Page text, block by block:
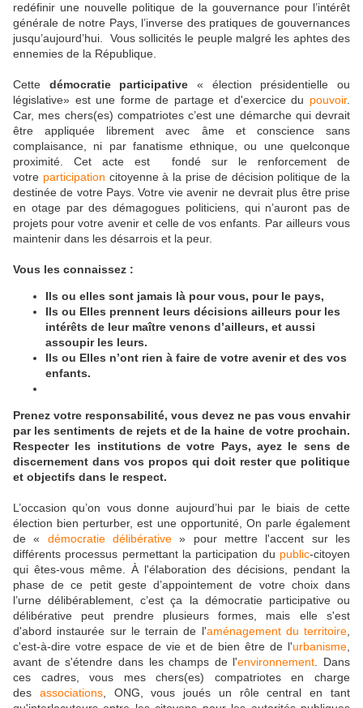
redéfinir une nouvelle politique de la gouvernance pour l’intérêt
générale de notre Pays, l’inverse des pratiques de gouvernances
jusqu’aujourd’hui. Vous sollicités le peuple malgré les aphtes des
ennemies de la République.
Cette démocratie participative « élection présidentielle ou
législative» est une forme de partage et d'exercice du pouvoir.
Car, mes chers(es) compatriotes c’est une démarche qui devrait
être appliquée librement avec âme et conscience sans
complaisance, ni par fanatisme ethnique, ou une quelconque
proximité. Cet acte est fondé sur le renforcement de
votre participation citoyenne à la prise de décision politique de la
destinée de votre Pays. Votre vie avenir ne devrait plus être prise
en otage par des démagogues politiciens, qui n’auront pas de
projets pour votre avenir et celle de vos enfants. Par ailleurs vous
maintenir dans les désarrois et la peur.
Vous les connaissez :
Ils ou elles sont jamais là pour vous, pour le pays,
Ils ou Elles prennent leurs décisions ailleurs pour les
intérêts de leur maître venons d’ailleurs, et aussi
assoupir les leurs.
Ils ou Elles n’ont rien à faire de votre avenir et des vos
enfants.
Prenez votre responsabilité, vous devez ne pas vous envahir
par les sentiments de rejets et de la haine de votre prochain.
Respecter les institutions de votre Pays, ayez le sens de
discernement dans vos propos qui doit rester que politique
et objectifs dans le respect.
L’occasion qu’on vous donne aujourd’hui par le biais de cette
élection bien perturber, est une opportunité, On parle également
de « démocratie délibérative » pour mettre l'accent sur les
différents processus permettant la participation du public-citoyen
qui êtes-vous même. À l'élaboration des décisions, pendant la
phase de ce petit geste d’appointement de votre choix dans
l’urne délibérablement, c’est ça la démocratie participative ou
délibérative peut prendre plusieurs formes, mais elle s'est
d'abord instaurée sur le terrain de l'aménagement du territoire
c'est-à-dire votre espace de vie et de bien être de l'urbanisme
avant de s'étendre dans les champs de l'environnement . Dans
ces cadres, vous mes chers(es) compatriotes en charge
des associations, ONG, vous joués un rôle central en tant